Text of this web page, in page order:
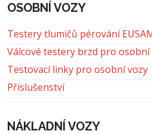
OSOBNÍ VOZY
Testery tlumičů pérování
Válcové testery brzd pro osobní
Testovací linky pro osobní vozy
Příslušenství
NÁKLADNÍ VOZY